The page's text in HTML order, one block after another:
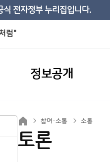
식 전자정부 누리집입니다.
럼"
정보공개
참여·소통 소통
토론